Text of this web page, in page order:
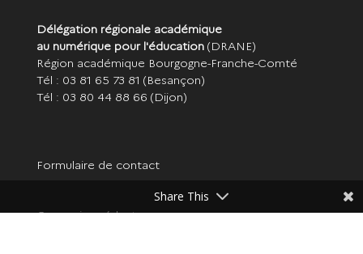
Délégation régionale académique
au numérique pour l'éducation(DRANE)
Région académique Bourgogne-Franche-Comté
Tél : 03 81 65 73 81 (Besançon)
Tél : 03 80 44 88 66 (Dijon)
Formulaire de contact
Connexion rédacteur
Share This